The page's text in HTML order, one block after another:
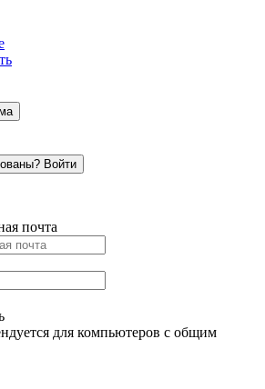
Войти
почта
для компьютеров с общим